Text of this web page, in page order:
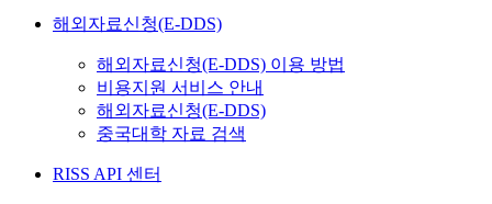
해외자료신청(E-DDS)
해외자료신청(E-DDS) 이용 방법
비용지원 서비스 안내
해외자료신청(E-DDS)
중국대학 자료 검색
RISS API 센터